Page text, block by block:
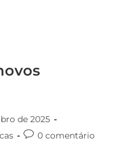
de 2025
0 comentário